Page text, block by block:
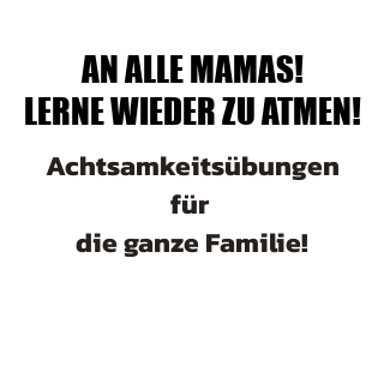
AN ALLE MAMAS!
LERNE WIEDER ZU ATMEN!
AN ALLE MAMAS!
LERNE WIEDER ZU ATMEN!
Achtsamkeitsübungen
für
die ganze Familie!